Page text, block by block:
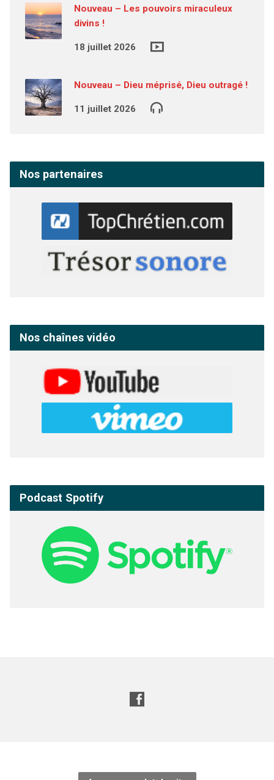
Nouveau – Les pouvoirs miraculeux
divins !
18 juillet 2026
Nouveau – Dieu méprisé, Dieu outragé !
11 juillet 2026
Nos partenaires
Nos chaînes vidéo
Podcast Spotify